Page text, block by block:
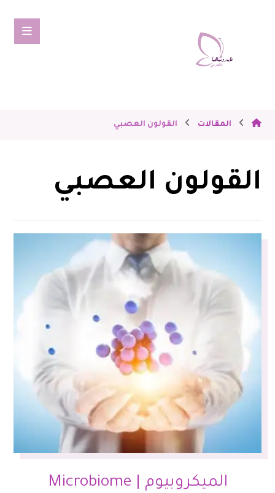
المقالات القولون العصبي
القولون العصبي
الميكروبيوم | Microbiome